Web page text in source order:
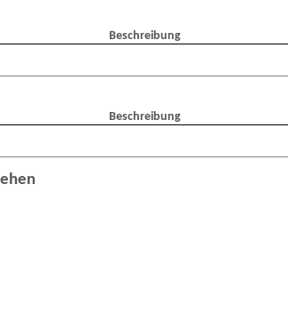
Beschreibung
Beschreibung